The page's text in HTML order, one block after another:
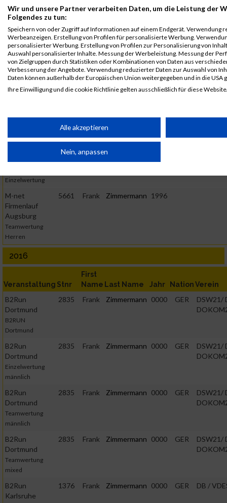
B2Run
Stuttgart
Teamwertung
mixed
6254 Frank Zimmermann 0000 GER
Wilhelm
B2Run
Stuttgart
Einzelwertung
männlich
6254 Frank Zimmermann 0000 GER
Wilhelm
Gienger
M-net
Einzelwertung
5661 Frank Zimmermann 1996
M-net
Firmenlauf
Augsburg
Teamwertung
Herren
5661 Frank Zimmermann 1996
2016
Veranstaltung Stnr
First
Name Last Name Jahr NationVerein
B2Run
Dortmund
B2RUN
Dortmund
2835 Frank Zimmermann 0000 GER
DSW21/
B2Run
Dortmund
Einzelwertung
männlich
2835 Frank Zimmermann 0000 GER
DSW21/
B2Run
Dortmund
Teamwertung
männlich
2835 Frank Zimmermann 0000 GER
DSW21/
B2Run
Dortmund
Teamwertung
mixed
2835 Frank Zimmermann 0000 GER
DSW21/
B2Run
Karlsruhe
1376 Frank Zimmermann 0000 GER DB /
Wir und unsere Partner verarbeiten Daten, um die Leistung der
Folgendes zu tun:
Speichern von oder Zugriff auf Informationen auf einem Endgerät. Verwendung
Werbeanzeigen. Erstellung von Profilen für personalisierte Werbung.
personalisierter Werbung. Erstellung von Profilen zur Personalisierung von
Auswahl personalisierter Inhalte. Messung der Werbeleistung. Messung der
von Zielgruppen durch Statistiken oder Kombinationen von Daten aus
Verbesserung der Angebote. Verwendung reduzierter Daten zur Auswahl von
Daten können außerhalb der Europäischen Union weitergegeben und in die USA
Ihre Einwilligung und die cookie Richtlinie gelten ausschließlich für diese
Wir nutzen Ihre Daten für folgende Zwecke:
IAB-Verarbeitungszwecke:
Speichern von oder Zugriff auf Informationen auf einem
Erstellung von Profilen für personalisierte Werbung
Verwendung von Profilen zur Auswahl personalisierter
Erstellung von Profilen zur Personalisierung von Inhalten
Verwendung von Profilen zur Auswahl personalisierter Inhalte
Messung der Werbeleistung
Messung der Performance von Inhalten
Analyse von Zielgruppen durch Statistiken oder
Daten aus verschiedenen Quellen
Entwicklung und Verbesserung der Angebote
Verwendung reduzierter Daten zur Auswahl von Inhalten
IAB-Besonderheiten:
Alle akzeptieren
Nein, anpassen